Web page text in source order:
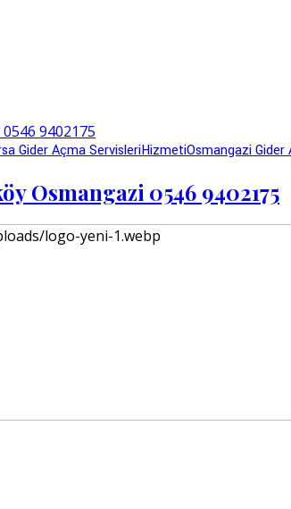
Gider Açma ServisleriHizmetiOsmangazi
Osmangazi 0546 9402175